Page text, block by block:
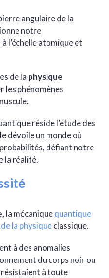
angulaire de la
notre
l’échelle atomique et
de la physique
les phénomènes
réside l’étude des
dévoile un monde où
défiant notre
la réalité.
, la mécaniquequantique
la physiqueclassique.
à des anomalies
du corps noir ou
à toute